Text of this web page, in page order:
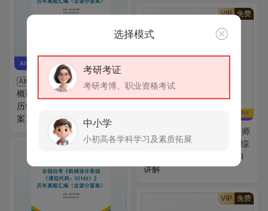
AI电子书
全国自考《政治学
概论（课程代码：00312）》
历年真题汇编（含部分答
案）
VIP 免费
2026年口腔执业医师
资格考试题库3【临床医学综
合＋口腔临床医学综合】AI
讲解
VIP 免费
选择模式
考研考证
考研考博、职业资格考试
中小学
小初高各学科学习及素质拓展